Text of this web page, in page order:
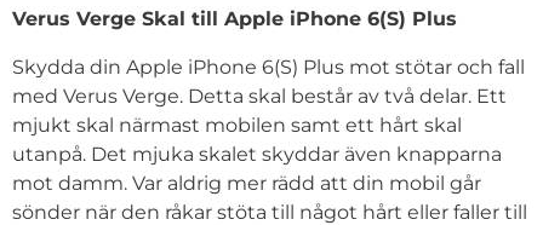
Produktbeskrivning
Verus Verge Skal till Apple iPhone 6(S) Plus
Skydda din Apple iPhone 6(S) Plus mot stötar och fall
med Verus Verge. Detta skal består av två delar. Ett
mjukt skal närmast mobilen samt ett hårt skal
utanpå. Det mjuka skalet skyddar även knapparna
mot damm. Var aldrig mer rädd att din mobil går
sönder när den råkar stöta till något hårt eller faller till